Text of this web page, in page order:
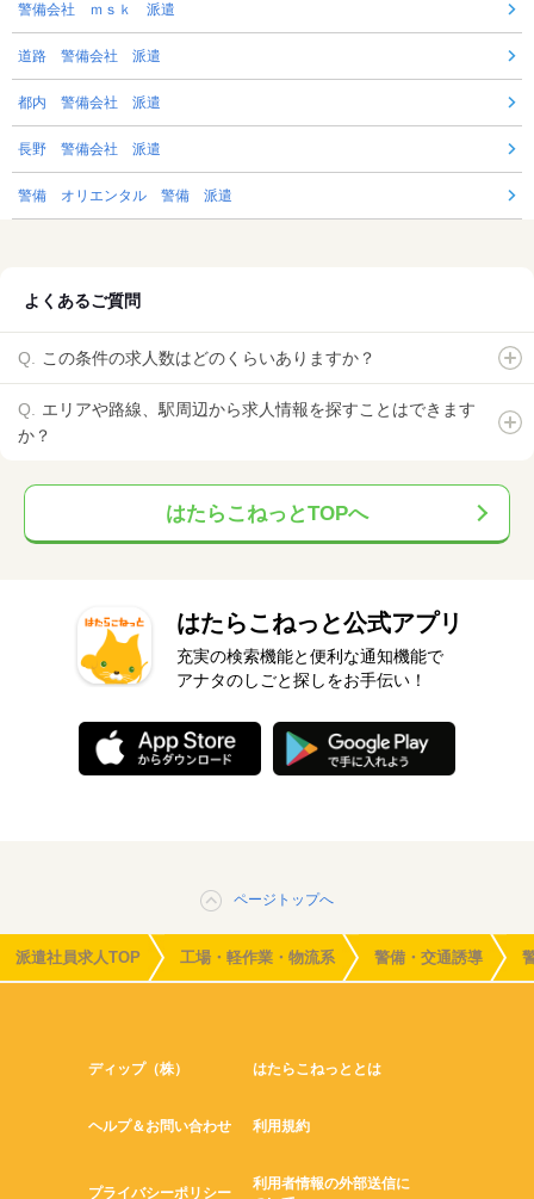
警備会社 ｍｓｋ 派遣
道路 警備会社 派遣
都内 警備会社 派遣
長野 警備会社 派遣
警備 オリエンタル 警備 派遣
よくあるご質問
この条件の求人数はどのくらいありますか？
エリアや路線、駅周辺から求人情報を探すことはできます
か？
はたらこねっとTOPへ
はたらこねっと公式アプリ
充実の検索機能と便利な通知機能で
アナタのしごと探しをお手伝い！
ページトップへ
派遣社員求人TOP 工場・軽作業・物流系 警備・交通誘導
ディップ（株） はたらこねっととは
ヘルプ＆お問い合わせ 利用規約
プライバシーポリシー
利用者情報の外部送信に